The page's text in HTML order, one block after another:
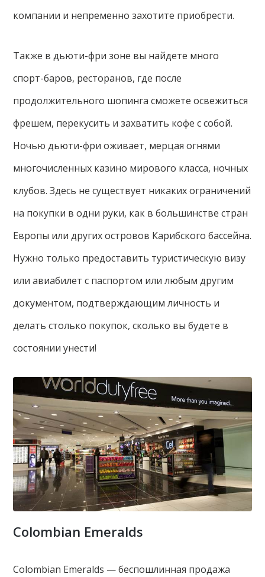
компании и непременно захотите приобрести.
Также в дьюти-фри зоне вы найдете много
спорт-баров, ресторанов, где после
продолжительного шопинга сможете освежиться
фрешем, перекусить и захватить кофе с собой.
Ночью дьюти-фри оживает, мерцая огнями
многочисленных казино мирового класса, ночных
клубов. Здесь не существует никаких ограничений
на покупки в одни руки, как в большинстве стран
Европы или других островов Карибского бассейна.
Нужно только предоставить туристическую визу
или авиабилет с паспортом или любым другим
документом, подтверждающим личность и
делать столько покупок, сколько вы будете в
состоянии унести!
Colombian Emeralds
Colombian Emeralds — беспошлинная продажа